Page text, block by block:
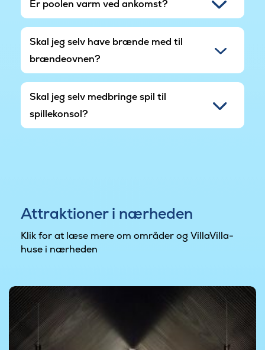
Er poolen varm ved ankomst?
Skal jeg selv have brænde med til
brændeovnen?
Skal jeg selv medbringe spil til
spillekonsol?
Attraktioner i nærheden
Klik for at læse mere om områder og VillaVilla-
huse i nærheden